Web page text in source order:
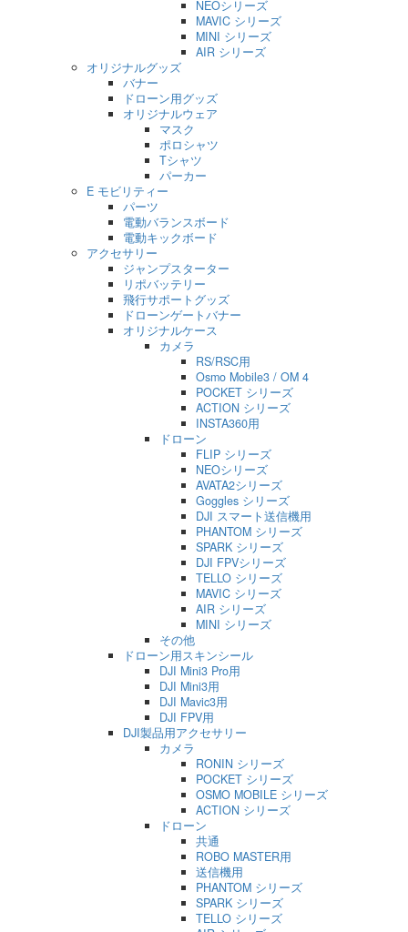
NEOシリーズ
MAVIC シリーズ
MINI シリーズ
AIR シリーズ
オリジナルグッズ
バナー
ドローン用グッズ
オリジナルウェア
マスク
ポロシャツ
Tシャツ
パーカー
E モビリティー
パーツ
電動バランスボード
電動キックボード
アクセサリー
ジャンプスターター
リポバッテリー
飛行サポートグッズ
ドローンゲートバナー
オリジナルケース
カメラ
RS/RSC用
Osmo Mobile3 / OM 4
POCKET シリーズ
ACTION シリーズ
INSTA360用
ドローン
FLIP シリーズ
NEOシリーズ
AVATA2シリーズ
Goggles シリーズ
DJI スマート送信機用
PHANTOM シリーズ
SPARK シリーズ
DJI FPVシリーズ
TELLO シリーズ
MAVIC シリーズ
AIR シリーズ
MINI シリーズ
その他
ドローン用スキンシール
DJI Mini3 Pro用
DJI Mini3用
DJI Mavic3用
DJI FPV用
DJI製品用アクセサリー
カメラ
RONIN シリーズ
POCKET シリーズ
OSMO MOBILE シリーズ
ACTION シリーズ
ドローン
共通
ROBO MASTER用
送信機用
PHANTOM シリーズ
SPARK シリーズ
TELLO シリーズ